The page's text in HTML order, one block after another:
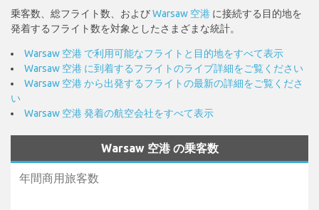
乗客数、総フライト数、およびWarsaw 空港 に接続する目的地を
発着するフライト数を対象としたさまざまな統計。
Warsaw 空港 で利用可能なフライトと目的地をすべて表示
Warsaw 空港 に到着するフライトのライブ詳細をご覧ください
Warsaw 空港 から出発するフライトの最新の詳細をご覧くださ
い
Warsaw 空港 発着の航空会社をすべて表示
Warsaw 空港 の乗客数
年間商用旅客数